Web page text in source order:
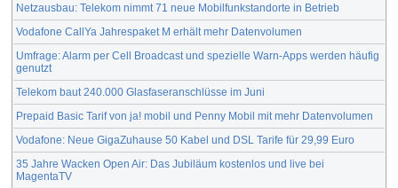
Netzausbau: Telekom nimmt 71 neue Mobilfunkstandorte in Betrieb
Vodafone CallYa Jahrespaket M erhält mehr Datenvolumen
Umfrage: Alarm per Cell Broadcast und spezielle Warn-Apps werden häufig
genutzt
Telekom baut 240.000 Glasfaseranschlüsse im Juni
Prepaid Basic Tarif von ja! mobil und Penny Mobil mit mehr Datenvolumen
Vodafone: Neue GigaZuhause 50 Kabel und DSL Tarife für 29,99 Euro
35 Jahre Wacken Open Air: Das Jubiläum kostenlos und live bei
MagentaTV